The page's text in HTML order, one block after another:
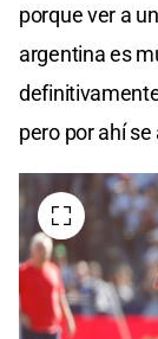
porque ver a
argentina es
pero por ahí se